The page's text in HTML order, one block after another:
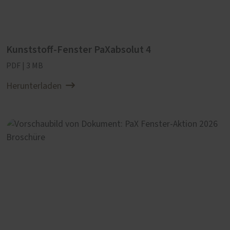
Kunststoff-Fenster PaXabsolut 4
PDF | 3 MB
Herunterladen